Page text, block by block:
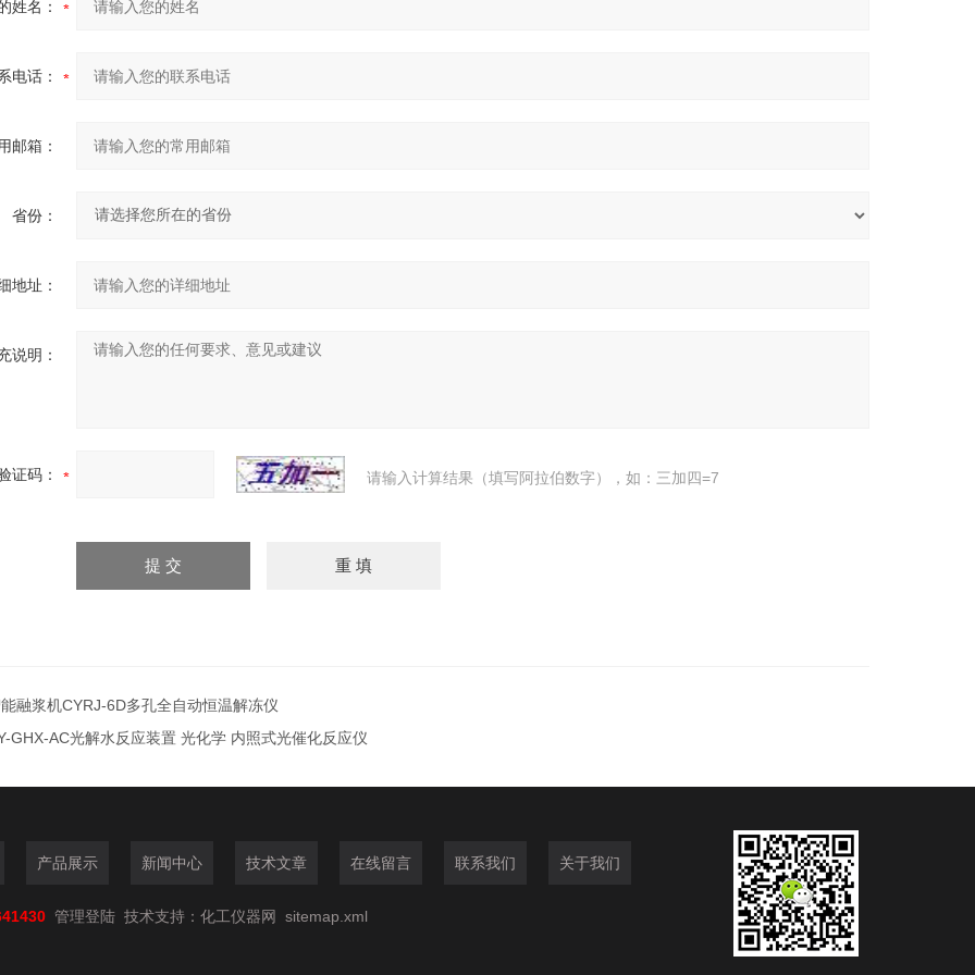
姓名：
电话：
邮箱：
省份：
地址：
说明：
证码： 请输入计算结果（填写阿拉伯数字），如：三加四=7
融浆机CYRJ-6D多孔全自动恒温解冻仪
GHX-AC光解水反应装置 光化学 内照式光催化反应仪
产品展示 新闻中心 技术文章 在线留言 联系我们 关于我们
管理登陆 技术支持： 化工仪器网 sitemap.xml